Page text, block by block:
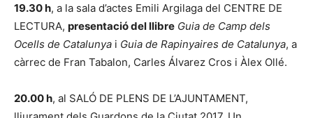
19.30 h, a la sala d’actes Emili Argilaga del CENTRE DE
LECTURA, presentació del llibre Guia de Camp dels
Ocells de Catalunya i Guia de Rapinyaires de Catalunya, a
càrrec de Fran Tabalon, Carles Álvarez Cros i Àlex Ollé.
20.00 h, al SALÓ DE PLENS DE L’AJUNTAMENT,